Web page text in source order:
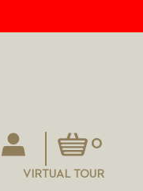
Carrello0
VIRTUAL TOUR